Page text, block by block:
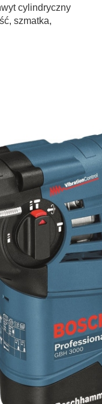
cylindryczny
szmatka,